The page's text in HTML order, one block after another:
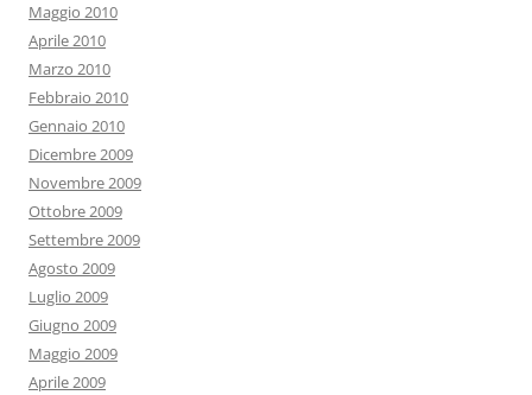
Maggio 2010
Aprile 2010
Marzo 2010
Febbraio 2010
Gennaio 2010
Dicembre 2009
Novembre 2009
Ottobre 2009
Settembre 2009
Agosto 2009
Luglio 2009
Giugno 2009
Maggio 2009
Aprile 2009